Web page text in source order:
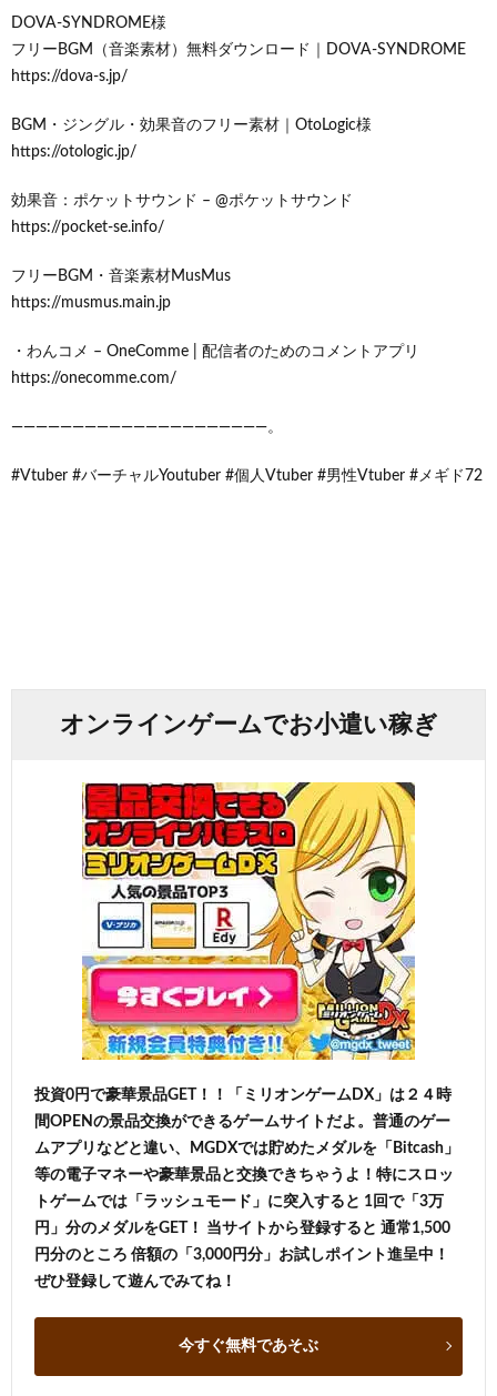
DOVA-SYNDROME様
フリーBGM（音楽素材）無料ダウンロード｜DOVA-SYNDROME
https://dova-s.jp/
BGM・ジングル・効果音のフリー素材｜OtoLogic様
https://otologic.jp/
効果音：ポケットサウンド – @ポケットサウンド
https://pocket-se.info/
フリーBGM・音楽素材MusMus
https://musmus.main.jp
・わんコメ – OneComme | 配信者のためのコメントアプリ
https://onecomme.com/
―――――――――――――――――――――。
#Vtuber #バーチャルYoutuber #個人Vtuber #男性Vtuber #メギド72
オンラインゲームでお小遣い稼ぎ
投資0円で豪華景品GET！！「ミリオンゲームDX」は２４時
間OPENの景品交換ができるゲームサイトだよ。普通のゲー
ムアプリなどと違い、MGDXでは貯めたメダルを「Bitcash」
等の電子マネーや豪華景品と交換できちゃうよ！特にスロッ
トゲームでは「ラッシュモード」に突入すると 1回で「3万
円」分のメダルをGET！ 当サイトから登録すると 通常1,500
円分のところ 倍額の「3,000円分」お試しポイント進呈中！
ぜひ登録して遊んでみてね！
今すぐ無料であそぶ